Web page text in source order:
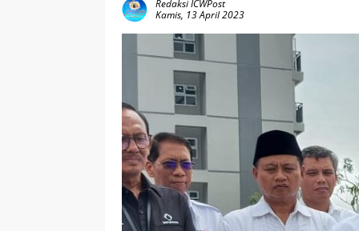
Redaksi ICWPost
Kamis, 13 April 2023